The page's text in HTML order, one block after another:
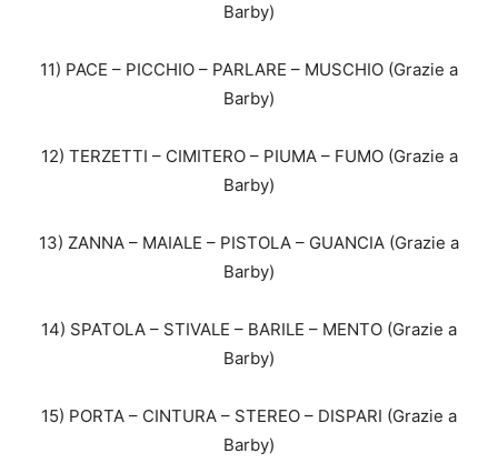
Barby)
11) PACE – PICCHIO – PARLARE – MUSCHIO (Grazie a
Barby)
12) TERZETTI – CIMITERO – PIUMA – FUMO (Grazie a
Barby)
13) ZANNA – MAIALE – PISTOLA – GUANCIA (Grazie a
Barby)
14) SPATOLA – STIVALE – BARILE – MENTO (Grazie a
Barby)
15) PORTA – CINTURA – STEREO – DISPARI (Grazie a
Barby)